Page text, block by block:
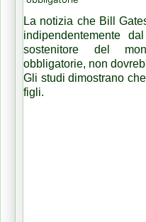
La notizia che Bill
indipendentemente
sostenitore del
obbligatorie, non
Gli studi dimostrano
figli.